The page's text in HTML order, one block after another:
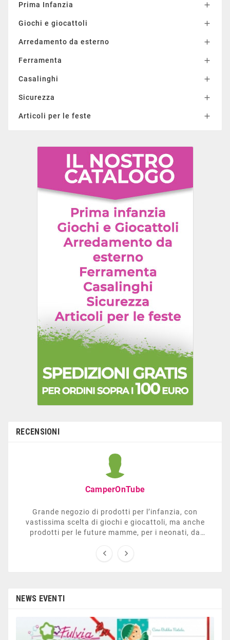
Prima Infanzia 
Giochi e giocattoli 
Arredamento da esterno 
Ferramenta 
Casalinghi 
Sicurezza 
Articoli per le feste 
RECENSIONI
CamperOnTube
Grande negozio di prodotti per l’infanzia, con
vastissima scelta di giochi e giocattoli, ma anche
prodotti per le future mamme, per i neonati, da
sezione dedicata all’arredo giardino, giochi all’aperto,
 
NEWS EVENTI